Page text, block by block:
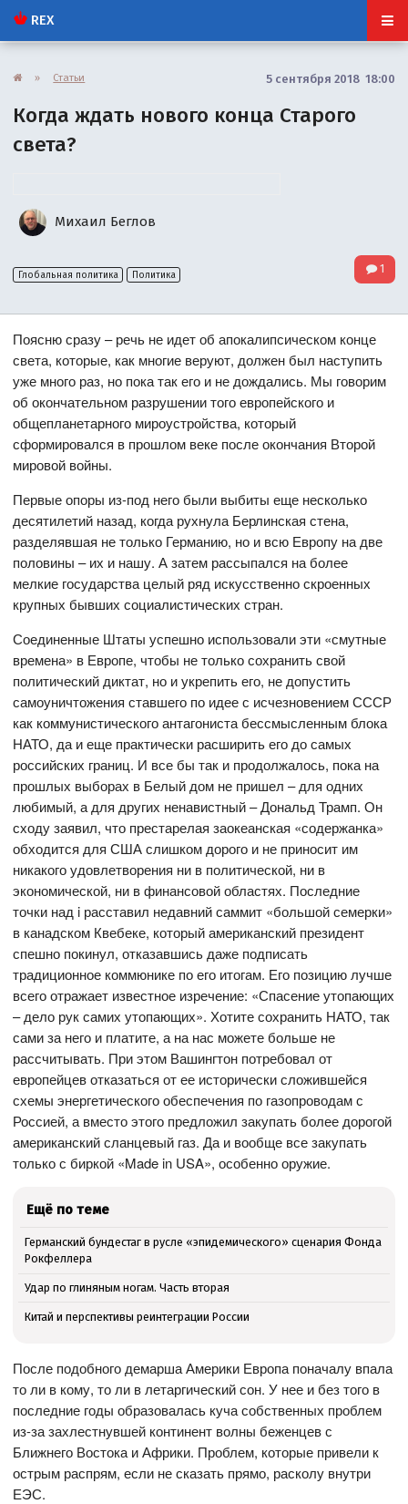
REX
» Статьи 5 сентября 2018 18:00
Когда ждать нового конца Старого
света?
Михаил Беглов
Глобальная политика Политика 1
Поясню сразу – речь не идет об апокалипсическом конце
света, которые, как многие веруют, должен был наступить
уже много раз, но пока так его и не дождались. Мы говорим
об окончательном разрушении того европейского и
общепланетарного мироустройства, который
сформировался в прошлом веке после окончания Второй
мировой войны.
Первые опоры из-под него были выбиты еще несколько
десятилетий назад, когда рухнула Берлинская стена,
разделявшая не только Германию, но и всю Европу на две
половины – их и нашу. А затем рассыпался на более
мелкие государства целый ряд искусственно скроенных
крупных бывших социалистических стран.
Соединенные Штаты успешно использовали эти «смутные
времена» в Европе, чтобы не только сохранить свой
политический диктат, но и укрепить его, не допустить
самоуничтожения ставшего по идее с исчезновением СССР
как коммунистического антагониста бессмысленным блока
НАТО, да и еще практически расширить его до самых
российских границ. И все бы так и продолжалось, пока на
прошлых выборах в Белый дом не пришел – для одних
любимый, а для других ненавистный – Дональд Трамп. Он
сходу заявил, что престарелая заокеанская «содержанка»
обходится для США слишком дорого и не приносит им
никакого удовлетворения ни в политической, ни в
экономической, ни в финансовой областях. Последние
точки над i расставил недавний саммит «большой семерки»
в канадском Квебеке, который американский президент
спешно покинул, отказавшись даже подписать
традиционное коммюнике по его итогам. Его позицию лучше
всего отражает известное изречение: «Спасение утопающих
– дело рук самих утопающих». Хотите сохранить НАТО, так
сами за него и платите, а на нас можете больше не
рассчитывать. При этом Вашингтон потребовал от
европейцев отказаться от ее исторически сложившейся
схемы энергетического обеспечения по газопроводам с
Россией, а вместо этого предложил закупать более дорогой
американский сланцевый газ. Да и вообще все закупать
только с биркой «Made in USA», особенно оружие.
Ещё по теме
Германский бундестаг в русле «эпидемического» сценария Фонда
Рокфеллера
Удар по глиняным ногам. Часть вторая
Китай и перспективы реинтеграции России
После подобного демарша Америки Европа поначалу впала
то ли в кому, то ли в летаргический сон. У нее и без того в
последние годы образовалась куча собственных проблем
из-за захлестнувшей континент волны беженцев с
Ближнего Востока и Африки. Проблем, которые привели к
острым распрям, если не сказать прямо, расколу внутри
ЕЭС.